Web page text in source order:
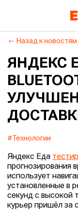
Назад к новостям
ЯНДЕКС
#Технологии
Яндекс Еда
прогнозирования
использует
установленные в
секунд с высокой
курьер пришёл за